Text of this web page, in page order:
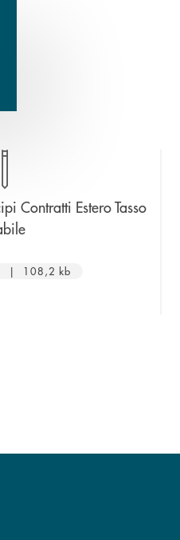
Contratti Estero Tasso
apre una nuova finestra
| 108,2 kb